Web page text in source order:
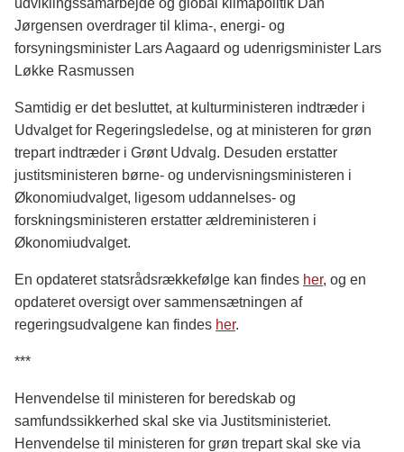
udviklingssamarbejde og global klimapolitik Dan
Jørgensen overdrager til klima-, energi- og
forsyningsminister Lars Aagaard og udenrigsminister Lars
Løkke Rasmussen
Samtidig er det besluttet, at kulturministeren indtræder i
Udvalget for Regeringsledelse, og at ministeren for grøn
trepart indtræder i Grønt Udvalg. Desuden erstatter
justitsministeren børne- og undervisningsministeren i
Økonomiudvalget, ligesom uddannelses- og
forskningsministeren erstatter ældreministeren i
Økonomiudvalget.
En opdateret statsrådsrækkefølge kan findes her, og en
opdateret oversigt over sammen­sætningen af
regeringsudvalgene kan findes her.
***
Henvendelse til ministeren for beredskab og
samfundssikkerhed skal ske via Justitsministeriet.
Henvendelse til ministeren for grøn trepart skal ske via